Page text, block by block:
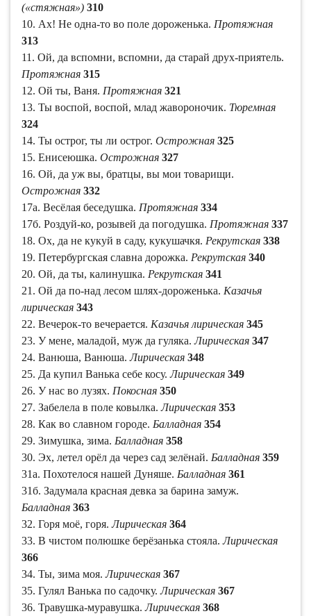
(«стяжная») 310
10. Ах! Не одна-то во поле дороженька. Протяжная
313
11. Ой, да вспомни, вспомни, да старай друх-приятель.
Протяжная 315
12. Ой ты, Ваня. Протяжная 321
13. Ты воспой, воспой, млад жавороночик. Тюремная
324
14. Ты острог, ты ли острог. Острожная 325
15. Енисеюшка. Острожная 327
16. Ой, да уж вы, братцы, вы мои товарищи.
Острожная 332
17а. Весёлая беседушка. Протяжная 334
17б. Роздуй-ко, розывей да погодушка. Протяжная 337
18. Ох, да не кукуй в саду, кукушачкя. Рекрутская 338
19. Петербургская славна дорожка. Рекрутская 340
20. Ой, да ты, калинушка. Рекрутская 341
21. Ой да по-над лесом шлях-дороженька. Казачья
лирическая 343
22. Вечерок-то вечерается. Казачья лирическая 345
23. У мене, маладой, муж да гуляка.Лирическая 347
24. Ванюша, Ванюша.Лирическая 348
25. Да купил Ванька себе косу.Лирическая 349
26. У нас во лузях. Покосная 350
27. Забелела в поле ковылка.Лирическая 353
28. Как во славном городе. Балладная 354
29. Зимушка, зима. Балладная 358
30. Эх, летел орёл да через сад зелёнай. Балладная 359
31а. Похотелося нашей Дуняше. Балладная 361
31б. Задумала красная девка за барина замуж.
Балладная 363
32. Горя моё, горя.Лирическая 364
33. В чистом полюшке берёзанька стояла.Лирическая
366
34. Ты, зима моя.Лирическая 367
35. Гулял Ванька по садочку.Лирическая 367
36. Травушка-муравушка.Лирическая 368